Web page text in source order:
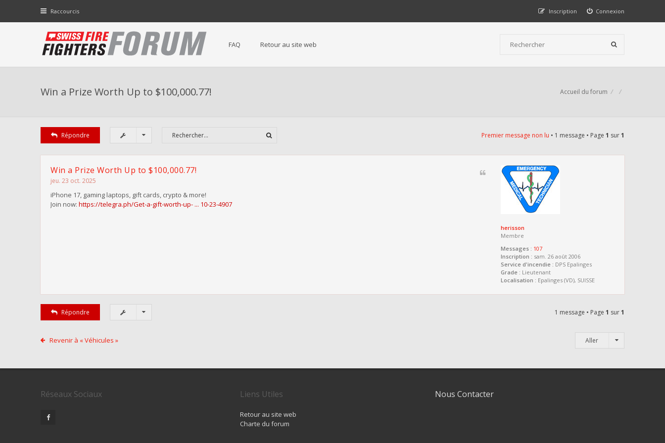
Raccourcis Connexion
Inscription
FAQ Retour au site web
Win a Prize Worth Up to $100,000.77! Accueil du forum
Répondre Premier message non lu • 1 message • Page 1 sur1
herisson
Membre
Messages : 107
Inscription : sam. 26 août 2006
Service d'incendie : DPS Epalinges
Grade : Lieutenant
Localisation : Epalinges (VD), SUISSE
Win a Prize Worth Up to $100,000.77!
jeu. 23 oct. 2025
iPhone 17, gaming laptops, gift cards, crypto & more!
Join now: https://telegra.ph/Get-a-gift-worth-up- ... 10-23-4907
Répondre 1 message • Page 1 sur1
Revenir à « Véhicules » Aller
Réseaux Sociaux Liens Utiles
Retour au site web
Charte du forum
Nous Contacter